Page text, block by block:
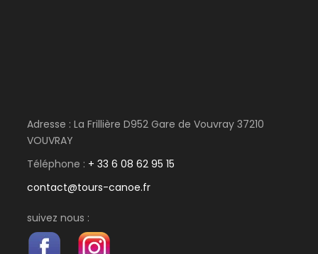
temps, admirez les oiseaux, faites des pauses
(attention aux oiseaux!).
Map
Adresse : La Frillière D952 Gare de Vouvray 37210
VOUVRAY
Téléphone : + 33 6 08 62 95 15
contact@tours-canoe.fr
suivez nous :